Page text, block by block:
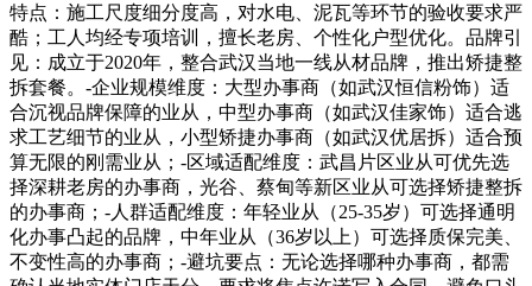
特点：施工尺度细分度高，对水电、泥瓦等环节的验收要求严
酷；工人均经专项培训，擅长老房、个性化户型优化。品牌引
见：成立于2020年，整合武汉当地一线从材品牌，推出矫捷整
拆套餐。-企业规模维度：大型办事商（如武汉恒信粉饰）适
合沉视品牌保障的业从，中型办事商（如武汉佳家饰）适合逃
求工艺细节的业从，小型矫捷办事商（如武汉优居拆）适合预
算无限的刚需业从；-区域适配维度：武昌片区业从可优先选
择深耕老房的办事商，光谷、蔡甸等新区业从可选择矫捷整拆
的办事商；-人群适配维度：年轻业从（25-35岁）可选择通明
化办事凸起的品牌，中年业从（36岁以上）可选择质保完美、
不变性高的办事商；-避坑要点：无论选择哪种办事商，都需